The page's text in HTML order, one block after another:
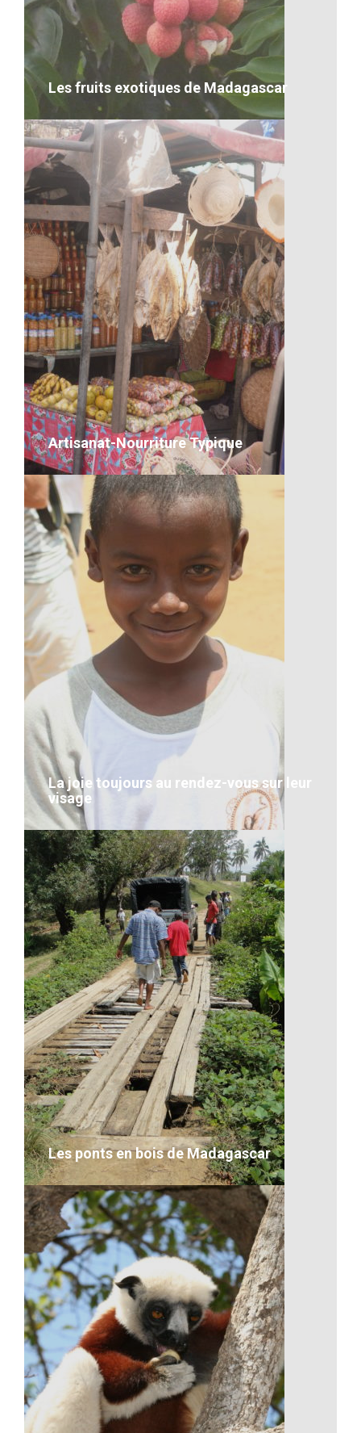
Les repas à l’école
VOIR LE DÉTAIL
Les fruits exotiques de Madagascar
Les fruits exotiques de
Madagascar
VOIR LE DÉTAIL
Artisanat-Nourriture Typique
Artisanat-Nourriture Typique
La joie toujours au rendez-vous sur leur
visage
La joie toujours au rendez-vous
sur leur visage
VOIR LE DÉTAIL
Les ponts en bois de Madagascar